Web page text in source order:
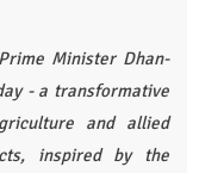
Minister Dhan-
- a transformative
and allied
inspired by the